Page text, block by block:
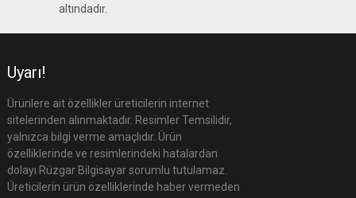
altındadır.
Uyarı!
Ürünlere ait özellikler üreticilerin internet
sitelerinden alınmaktadır. Resimler Temsilidir,
yalnızca bilgi verme amaçlıdır. Ürün
özelliklerinde ve resimlerindeki hatalardan
dolayı Rüzgar Bilgisayar sorumlu tutulamaz.
Üreticilerin ürün özelliklerinde haber vermeden